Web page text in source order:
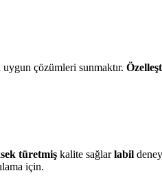
uygun çözümleri sunmaktır.
türetmiş kalite sağlarlabil
için.